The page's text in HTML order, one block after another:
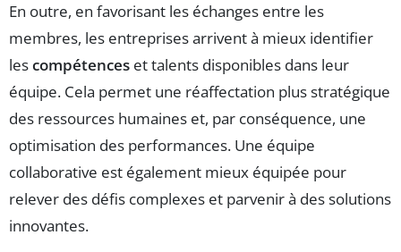
En outre, en favorisant les échanges entre les
membres, les entreprises arrivent à mieux identifier
lescompétences et talents disponibles dans leur
équipe. Cela permet une réaffectation plus stratégique
des ressources humaines et, par conséquence, une
optimisation des performances. Une équipe
collaborative est également mieux équipée pour
relever des défis complexes et parvenir à des solutions
innovantes.